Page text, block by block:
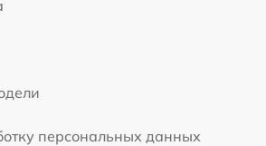
персональных данных